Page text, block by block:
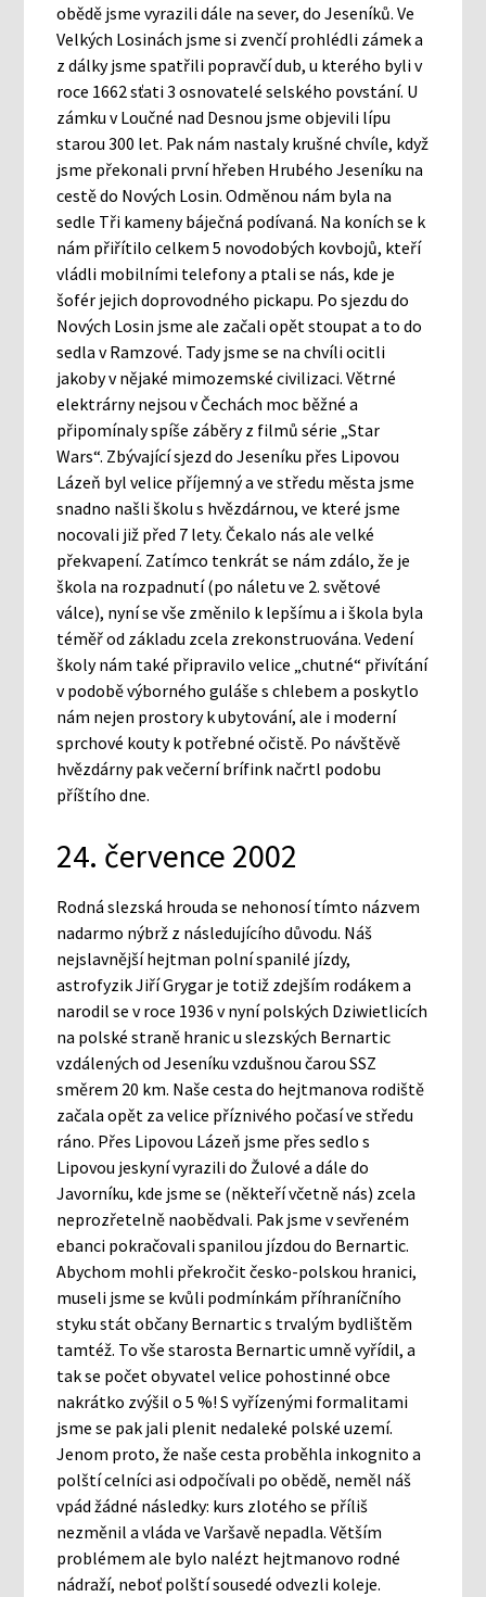
obědě jsme vyrazili dále na sever, do Jeseníků. Ve
Velkých Losinách jsme si zvenčí prohlédli zámek a
z dálky jsme spatřili popravčí dub, u kterého byli v
roce 1662 sťati 3 osnovatelé selského povstání. U
zámku v Loučné nad Desnou jsme objevili lípu
starou 300 let. Pak nám nastaly krušné chvíle, když
jsme překonali první hřeben Hrubého Jeseníku na
cestě do Nových Losin. Odměnou nám byla na
sedle Tři kameny báječná podívaná. Na koních se k
nám přiřítilo celkem 5 novodobých kovbojů, kteří
vládli mobilními telefony a ptali se nás, kde je
šofér jejich doprovodného pickapu. Po sjezdu do
Nových Losin jsme ale začali opět stoupat a to do
sedla v Ramzové. Tady jsme se na chvíli ocitli
jakoby v nějaké mimozemské civilizaci. Větrné
elektrárny nejsou v Čechách moc běžné a
připomínaly spíše záběry z filmů série „Star
Wars“. Zbývající sjezd do Jeseníku přes Lipovou
Lázeň byl velice příjemný a ve středu města jsme
snadno našli školu s hvězdárnou, ve které jsme
nocovali již před 7 lety. Čekalo nás ale velké
překvapení. Zatímco tenkrát se nám zdálo, že je
škola na rozpadnutí (po náletu ve 2. světové
válce), nyní se vše změnilo k lepšímu a i škola byla
téměř od základu zcela zrekonstruována. Vedení
školy nám také připravilo velice „chutné“ přivítání
v podobě výborného guláše s chlebem a poskytlo
nám nejen prostory k ubytování, ale i moderní
sprchové kouty k potřebné očistě. Po návštěvě
hvězdárny pak večerní brífink načrtl podobu
příštího dne.
24. července 2002
Rodná slezská hrouda se nehonosí tímto názvem
nadarmo nýbrž z následujícího důvodu. Náš
nejslavnější hejtman polní spanilé jízdy,
astrofyzik Jiří Grygar je totiž zdejším rodákem a
narodil se v roce 1936 v nyní polských Dziwietlicích
na polské straně hranic u slezských Bernartic
vzdálených od Jeseníku vzdušnou čarou SSZ
směrem 20 km. Naše cesta do hejtmanova rodiště
začala opět za velice příznivého počasí ve středu
ráno. Přes Lipovou Lázeň jsme přes sedlo s
Lipovou jeskyní vyrazili do Žulové a dále do
Javorníku, kde jsme se (někteří včetně nás) zcela
neprozřetelně naobědvali. Pak jsme v sevřeném
ebanci pokračovali spanilou jízdou do Bernartic.
Abychom mohli překročit česko-polskou hranici,
museli jsme se kvůli podmínkám příhraníčního
styku stát občany Bernartic s trvalým bydlištěm
tamtéž. To vše starosta Bernartic umně vyřídil, a
tak se počet obyvatel velice pohostinné obce
nakrátko zvýšil o 5 %! S vyřízenými formalitami
jsme se pak jali plenit nedaleké polské uzemí.
Jenom proto, že naše cesta proběhla inkognito a
polští celníci asi odpočívali po obědě, neměl náš
vpád žádné následky: kurs zlotého se příliš
nezměnil a vláda ve Varšavě nepadla. Větším
problémem ale bylo nalézt hejtmanovo rodné
nádraží, neboť polští sousedé odvezli koleje.